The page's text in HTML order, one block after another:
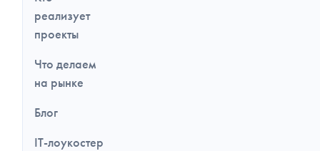
реализует
проекты
Что делаем
на рынке
Блог
IT-лоукостер